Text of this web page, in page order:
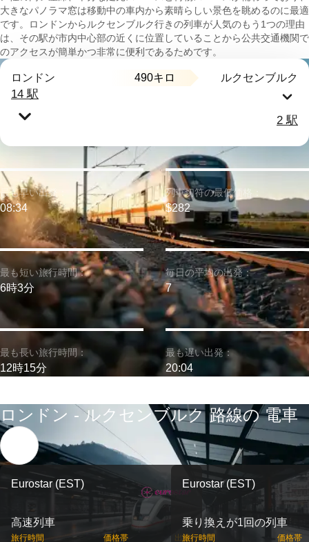
大きなパノラマ窓は移動中の車内から素晴らしい景色を眺めるのに最適
です。ロンドンからルクセンブルク行きの列車が人気のもう1つの理由
は、その駅が市内中心部の近くに位置していることから公共交通機関で
のアクセスが簡単かつ非常に便利であるためです。
ロンドン 490キロ ルクセンブルク
14 駅
2 駅
最も短い旅行時間：
6時3分
最も早い出発：
08:34
最も長い旅行時間：
12時15分
列車切符の最低価格：
$282
毎日の平均の出発：
7
最も遅い出発：
20:04
ロンドン - ルクセンブルク 路線の 電車
Eurostar (EST)
高速列車
旅行時間 価格帯 出発
Eurostar (EST)
乗り換えが1回の列車
旅行時間 価格帯